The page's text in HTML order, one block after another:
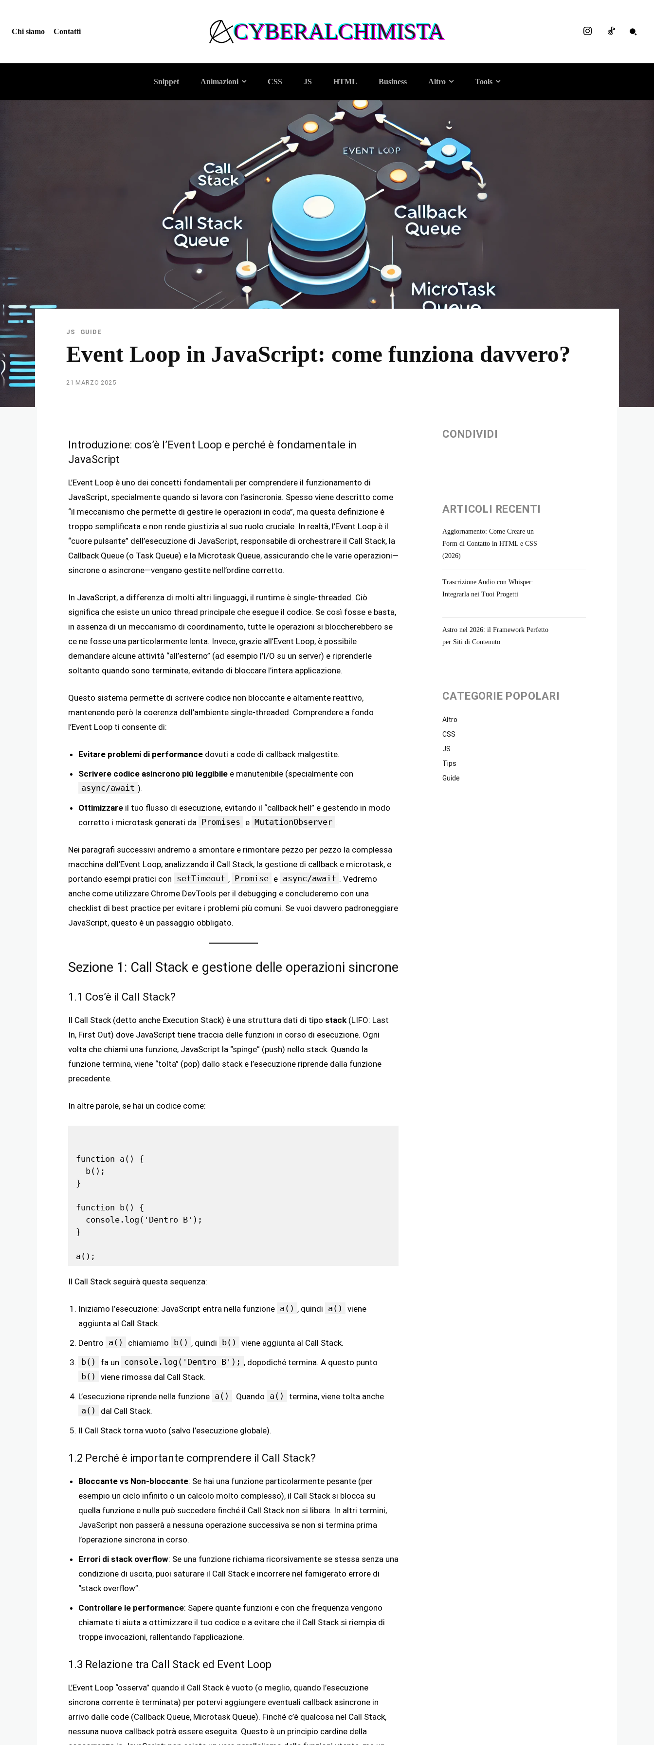
Chi siamo Contatti CYBERALCHIMISTA
Snippet Animazioni CSS JS HTML Business Altro Tools
JS GUIDE
Event Loop in JavaScript: come funziona davvero?
21 MARZO 2025
Introduzione: cos’è l’Event Loop e perché è fondamentale in
JavaScript
L’Event Loop è uno dei concetti fondamentali per comprendere il funzionamento di
JavaScript, specialmente quando si lavora con l’asincronia. Spesso viene descritto come
“il meccanismo che permette di gestire le operazioni in coda”, ma questa definizione è
troppo semplificata e non rende giustizia al suo ruolo cruciale. In realtà, l’Event Loop è il
“cuore pulsante” dell’esecuzione di JavaScript, responsabile di orchestrare il Call Stack, la
Callback Queue (o Task Queue) e la Microtask Queue, assicurando che le varie operazioni—
sincrone o asincrone—vengano gestite nell’ordine corretto.
In JavaScript, a differenza di molti altri linguaggi, il runtime è single-threaded. Ciò
significa che esiste un unico thread principale che esegue il codice. Se così fosse e basta,
in assenza di un meccanismo di coordinamento, tutte le operazioni si bloccherebbero se
ce ne fosse una particolarmente lenta. Invece, grazie all’Event Loop, è possibile
demandare alcune attività “all’esterno” (ad esempio l’I/O su un server) e riprenderle
soltanto quando sono terminate, evitando di bloccare l’intera applicazione.
Questo sistema permette di scrivere codice non bloccante e altamente reattivo,
mantenendo però la coerenza dell’ambiente single-threaded. Comprendere a fondo
l’Event Loop ti consente di:
Evitare problemi di performance dovuti a code di callback malgestite.
Scrivere codice asincrono più leggibile e manutenibile (specialmente con
async/await ).
Ottimizzare il tuo flusso di esecuzione, evitando il “callback hell” e gestendo in modo
corretto i microtask generati da Promises e MutationObserver .
Nei paragrafi successivi andremo a smontare e rimontare pezzo per pezzo la complessa
macchina dell’Event Loop, analizzando il Call Stack, la gestione di callback e microtask, e
portando esempi pratici con setTimeout , Promise e async/await . Vedremo
anche come utilizzare Chrome DevTools per il debugging e concluderemo con una
checklist di best practice per evitare i problemi più comuni. Se vuoi davvero padroneggiare
JavaScript, questo è un passaggio obbligato.
Sezione 1: Call Stack e gestione delle operazioni sincrone
1.1 Cos’è il Call Stack?
Il Call Stack (detto anche Execution Stack) è una struttura dati di tipo stack (LIFO: Last
In, First Out) dove JavaScript tiene traccia delle funzioni in corso di esecuzione. Ogni
volta che chiami una funzione, JavaScript la “spinge” (push) nello stack. Quando la
funzione termina, viene “tolta” (pop) dallo stack e l’esecuzione riprende dalla funzione
precedente.
In altre parole, se hai un codice come:
function a() {
  b();
}
function b() {
  console.log('Dentro B');
}
Il Call Stack seguirà questa sequenza:
Iniziamo l’esecuzione: JavaScript entra nella funzione a() , quindi a()
viene
aggiunta al Call Stack.
Dentro a() chiamiamo b() , quindi b()
viene aggiunta al Call Stack.
b()
fa un console.log('Dentro B'); , dopodiché termina. A questo punto
b()
viene rimossa dal Call Stack.
L’esecuzione riprende nella funzione a() . Quando a()
termina, viene tolta anche
a()
dal Call Stack.
Il Call Stack torna vuoto (salvo l’esecuzione globale).
1.2 Perché è importante comprendere il Call Stack?
Bloccante vs Non-bloccante: Se hai una funzione particolarmente pesante (per
esempio un ciclo infinito o un calcolo molto complesso), il Call Stack si blocca su
quella funzione e nulla può succedere finché il Call Stack non si libera. In altri termini,
JavaScript non passerà a nessuna operazione successiva se non si termina prima
l’operazione sincrona in corso.
Errori di stack overflow: Se una funzione richiama ricorsivamente se stessa senza una
condizione di uscita, puoi saturare il Call Stack e incorrere nel famigerato errore di
“stack overflow”.
Controllare le performance: Sapere quante funzioni e con che frequenza vengono
chiamate ti aiuta a ottimizzare il tuo codice e a evitare che il Call Stack si riempia di
troppe invocazioni, rallentando l’applicazione.
1.3 Relazione tra Call Stack ed Event Loop
L’Event Loop “osserva” quando il Call Stack è vuoto (o meglio, quando l’esecuzione
sincrona corrente è terminata) per potervi aggiungere eventuali callback asincrone in
arrivo dalle code (Callback Queue, Microtask Queue). Finché c’è qualcosa nel Call Stack,
nessuna nuova callback potrà essere eseguita. Questo è un principio cardine della
CONDIVIDI
ARTICOLI RECENTI
Aggiornamento: Come Creare un
Form di Contatto in HTML e CSS
(2026)
Trascrizione Audio con Whisper:
Integrarla nei Tuoi Progetti
Astro nel 2026: il Framework Perfetto
per Siti di Contenuto
CATEGORIE POPOLARI
Altro
CSS
JS
Tips
Guide